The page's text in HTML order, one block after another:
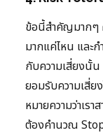
ข้อนี้สำคัญมากๆ ค
มากแค่ไหน และ
กับความเสี่ยงนั้น
ยอมรับความเสี่ย
หมายความว่าเร
ต้องคำนวณ